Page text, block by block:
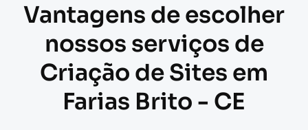
Vantagens de escolher
nossos serviços de
Criação de Sites em
Farias Brito - CE